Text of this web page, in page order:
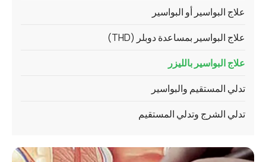
علاج البواسير أو البواسير
علاج البواسير بمساعدة دوبلر (THD)
علاج البواسير بالليزر
تدلي المستقيم والبواسير
تدلي الشرج وتدلي المستقيم